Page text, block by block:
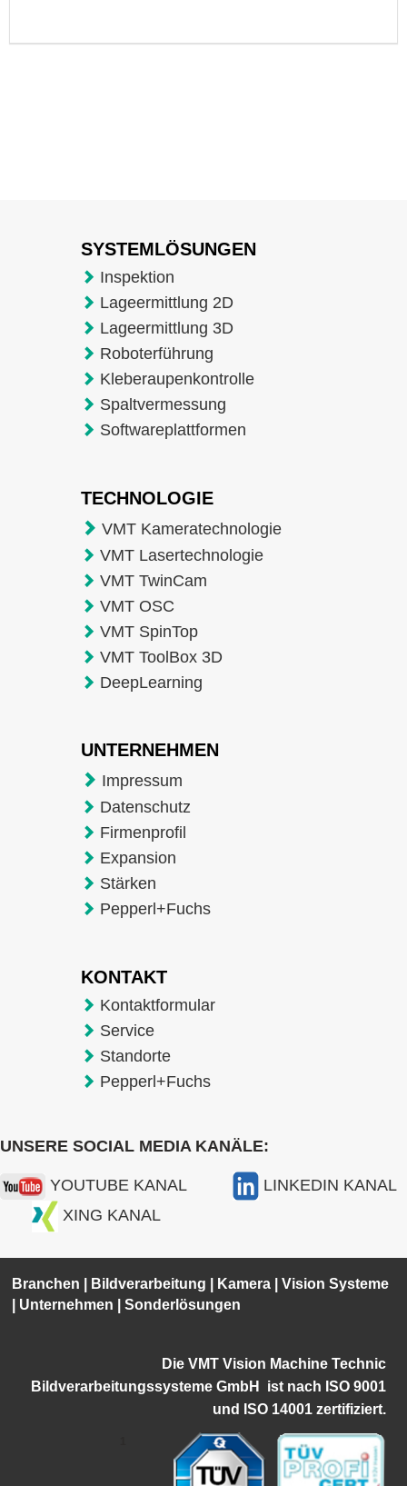
SYSTEMLÖSUNGEN
Inspektion
Lageermittlung 2D
Lageermittlung 3D
Roboterführung
Kleberaupenkontrolle
Spaltvermessung
Softwareplattformen
TECHNOLOGIE
VMT Kameratechnologie
VMT Lasertechnologie
VMT TwinCam
VMT OSC
VMT SpinTop
VMT ToolBox 3D
DeepLearning
UNTERNEHMEN
Impressum
Datenschutz
Firmenprofil
Expansion
Stärken
Pepperl+Fuchs
KONTAKT
Kontaktformular
Service
Standorte
Pepperl+Fuchs
UNSERE SOCIAL MEDIA KANÄLE:
YOUTUBE KANAL
LINKEDIN KANAL
XING KANAL
Branchen Bildverarbeitung Kamera |Vision Systeme
Unternehmen |Sonderlösungen
Die VMT Vision Machine Technic
Bildverarbeitungssysteme GmbH istnach ISO 9001
und ISO 14001 zertifiziert.